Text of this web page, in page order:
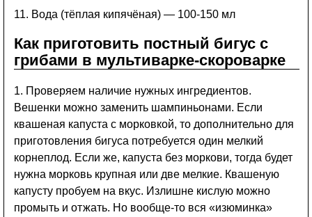
Вода (тёплая кипячёная) — 100-150 мл
Как приготовить постный бигус с
грибами в мультиварке-скороварке
1. Проверяем наличие нужных ингредиентов.
Вешенки можно заменить шампиньонами. Если
квашеная капуста с морковкой, то дополнительно для
приготовления бигуса потребуется один мелкий
корнеплод. Если же, капуста без моркови, тогда будет
нужна морковь крупная или две мелкие. Квашеную
капусту пробуем на вкус. Излишне кислую можно
промыть и отжать. Но вообще-то вся «изюминка»